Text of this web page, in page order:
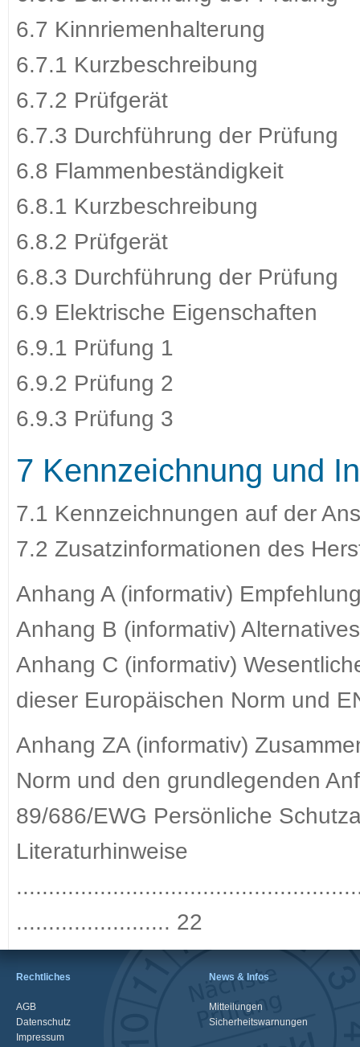
6.7 Kinnriemenhalterung
6.7.1 Kurzbeschreibung
6.7.2 Prüfgerät
6.7.3 Durchführung der Prüfung
6.8 Flammenbeständigkeit
6.8.1 Kurzbeschreibung
6.8.2 Prüfgerät
6.8.3 Durchführung der Prüfung
6.9 Elektrische Eigenschaften
6.9.1 Prüfung 1
6.9.2 Prüfung 2
6.9.3 Prüfung 3
7 Kennzeichnung und
7.1 Kennzeichnungen auf der
7.2 Zusatzinformationen des
Anhang A (informativ)
Anhang B (informativ)
Anhang C (informativ)
dieser Europäischen Norm und
Anhang ZA (informativ)
Norm und den grundlegenden
89/686/EWG Persönliche
Literaturhinweise
........................ 22
Rechtliches
AGB
Datenschutz
Impressum
News & Infos
Mitteilungen
Sicherheitswarnungen